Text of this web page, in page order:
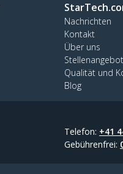
Nachrichten
Kontakt
Über uns
Qualität und
Blog
Telefon: +41
Gebührenfrei: